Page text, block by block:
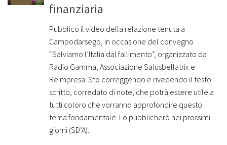
finanziaria
Pubblico il video della relazione tenuta a
Campodarsego, in occasione del convegno
“Salviamo l’Italia dal fallimento”, organizzato da
Radio Gamma, Associazione Salusbellatrix e
Reimpresa. Sto correggendo e rivedendo il testo
scritto, corredato di note, che potrà essere utile a
tutti coloro che vorranno approfondire questo
tema fondamentale. Lo pubblicherò nei prossimi
giorni (SD’A).